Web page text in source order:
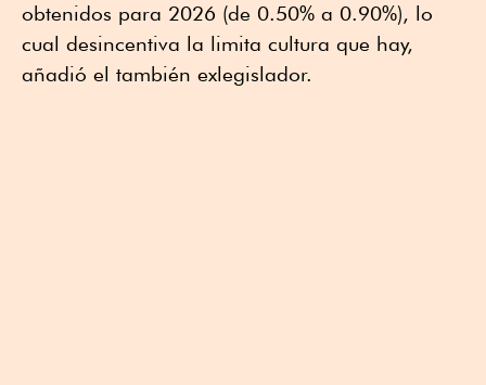
obtenidos para 2026 (de 0.50% a 0.90%), lo
cual desincentiva la limita cultura que hay,
añadió el también exlegislador.